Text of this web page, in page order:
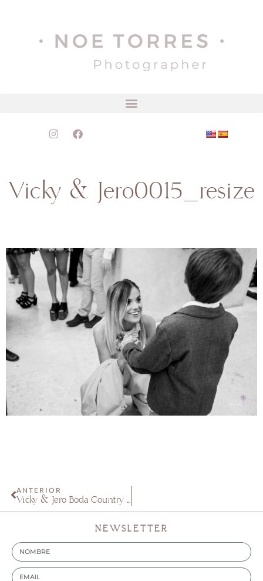
Vicky & Jero0015_resize
ANTERIOR
Vicky & Jero Boda Country en Buenos Aires
NEWSLETTER